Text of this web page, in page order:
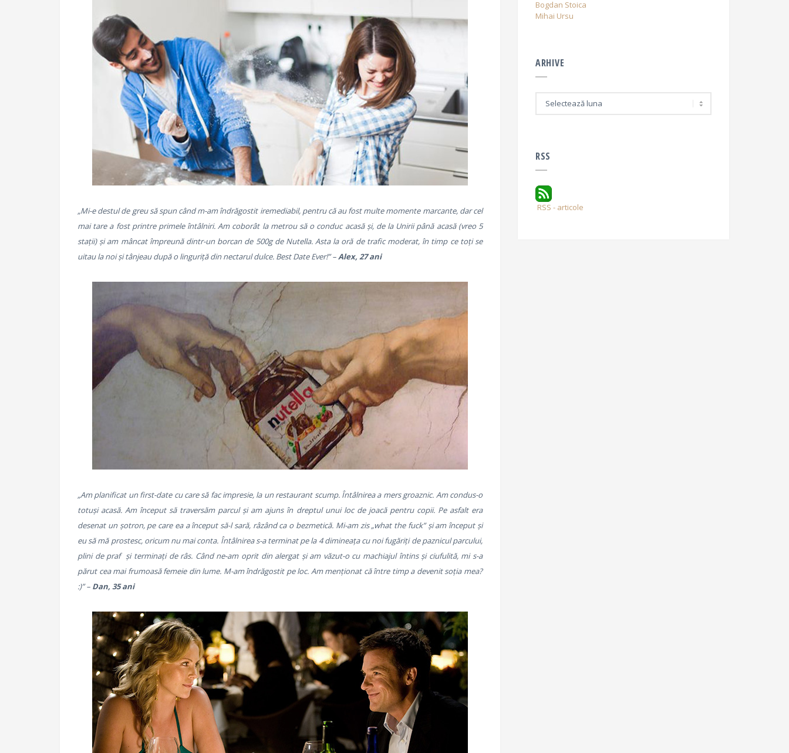
„Mi-e destul de greu să spun când m-am îndrăgostit iremediabil, pentru că au fost multe momente marcante, dar cel
mai tare a fost printre primele întâlniri. Am coborât la metrou să o conduc acasă și, de la Unirii până acasă (vreo 5
stații) și am mâncat împreună dintr-un borcan de 500g de Nutella. Asta la oră de trafic moderat, în timp ce toți se
uitau la noi și tânjeau după o linguriță din nectarul dulce. Best Date Ever!” –Alex, 27 ani
„Am planificat un first-date cu care să fac impresie, la un restaurant scump. Întâlnirea a mers groaznic. Am condus-o
totuși acasă. Am început să traversăm parcul și am ajuns în dreptul unui loc de joacă pentru copii. Pe asfalt era
desenat un șotron, pe care ea a început să-l sară, râzând ca o bezmetică. Mi-am zis „what the fuck” și am început și
eu să mă prostesc, oricum nu mai conta. Întâlnirea s-a terminat pe la 4 dimineața cu noi fugăriți de paznicul parcului,
plini de praf și terminați de râs. Când ne-am oprit din alergat și am văzut-o cu machiajul întins și ciufulită, mi s-a
părut cea mai frumoasă femeie din lume. M-am îndrăgostit pe loc. Am menționat că între timp a devenit soția mea?
:)” – Dan, 35 ani
Bogdan Stoica
Mihai Ursu
ARHIVE
RSS
RSS - articole